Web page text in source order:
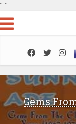
" "
Gems